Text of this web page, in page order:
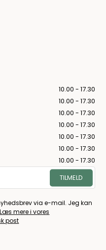
10.00 - 17.30
10.00 - 17.30
10.00 - 17.30
10.00 - 17.30
10.00 - 17.30
10.00 - 17.30
10.00 - 17.30
via e-mail. Jeg kan
Læs mere i vores
post